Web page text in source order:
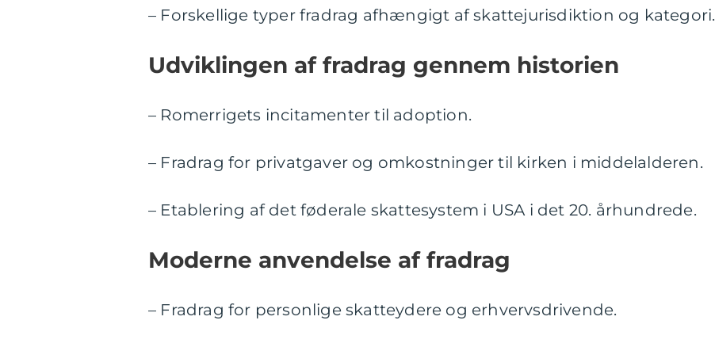
– Forskellige typer fradrag afhængigt af skattejurisdiktion og kategori.
Udviklingen af fradrag gennem historien
– Romerrigets incitamenter til adoption.
– Fradrag for privatgaver og omkostninger til kirken i middelalderen.
– Etablering af det føderale skattesystem i USA i det 20. århundrede.
Moderne anvendelse af fradrag
– Fradrag for personlige skatteydere og erhvervsdrivende.